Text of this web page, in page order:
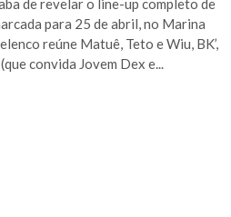
de revelar o line-up completo de
para 25 de abril, no Marina
reúne Matuê, Teto e Wiu, BK’,
convida Jovem Dex e...